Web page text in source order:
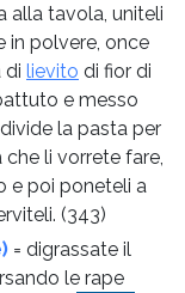
alla tavola, uniteli
in polvere, once
di lievito di fior di
e messo
la pasta per
li vorrete fare,
e poi poneteli a
(343)
= digrassate il
le rape